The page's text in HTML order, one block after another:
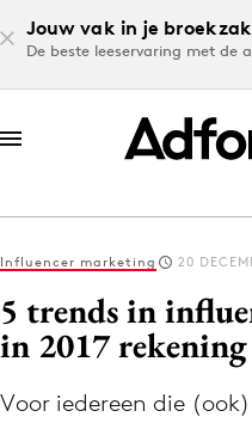
Jouw vak in je
De beste leeservaring met de
Log in
Volg het laatste
Influencer marketing 20
5 trends in
in 2017
Voor iedereen die